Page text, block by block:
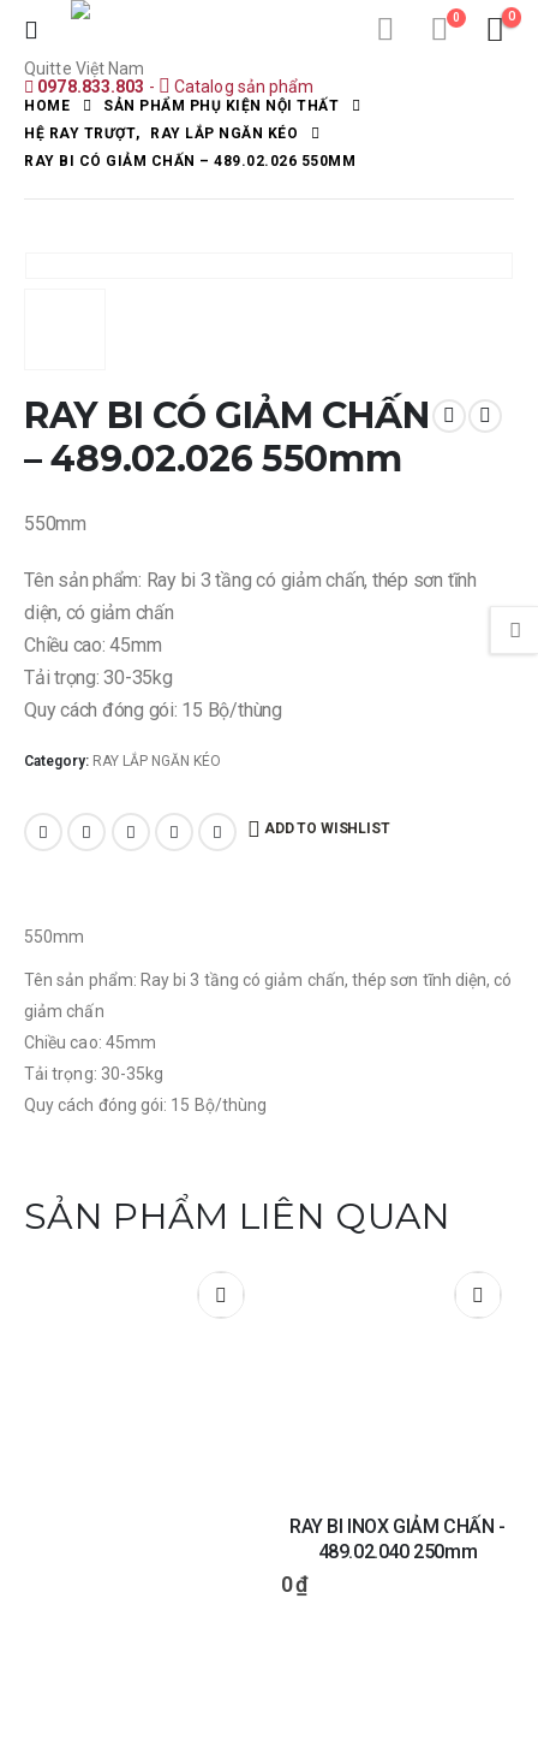
0 0
Quitte Việt Nam
0978.833.803 - Catalog sản phẩm
HOME
SẢN PHẨM PHỤ KIỆN NỘI THẤT
HỆ RAY TRƯỢT,
RAY LẮP NGĂN KÉO
RAY BI CÓ GIẢM CHẤN – 489.02.026 550MM
RAY BI CÓ GIẢM CHẤN
– 489.02.026 550mm
550mm
Tên sản phẩm: Ray bi 3 tầng có giảm chấn, thép sơn tĩnh
diện, có giảm chấn
Chiều cao: 45mm
Tải trọng: 30-35kg
Quy cách đóng gói: 15 Bộ/thùng
Category: RAY LẮP NGĂN KÉO
ADD TO WISHLIST
550mm
Tên sản phẩm: Ray bi 3 tầng có giảm chấn, thép sơn tĩnh diện, có
giảm chấn
Chiều cao: 45mm
Tải trọng: 30-35kg
Quy cách đóng gói: 15 Bộ/thùng
SẢN PHẨM LIÊN QUAN
RAY BI INOX GIẢM CHẤN -
489.02.040 250mm
0₫